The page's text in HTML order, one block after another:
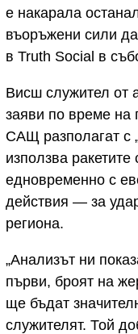
е накарала
въоръжени сили
в Truth Social в
Висш служител от
заяви по време на
САЩ разполагат с
използва
едновременно с
действия — за
региона.
„Анализът ни
първи, броят на
ще бъдат
служителят. Той